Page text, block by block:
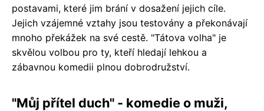
postavami, které jim brání v dosažení jejich cíle.
Jejich vzájemné vztahy jsou testovány a překonávají
mnoho překážek na své cestě. "Tátova volha" je
skvělou volbou pro ty, kteří hledají lehkou a
zábavnou komedii plnou dobrodružství.
"Můj přítel duch" - komedie o muži,